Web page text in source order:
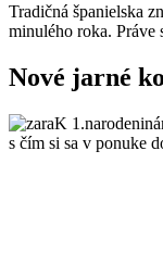
Tradičná španielska
minulého roka. Práve
Nové jarné
K
s čím si sa v ponuke